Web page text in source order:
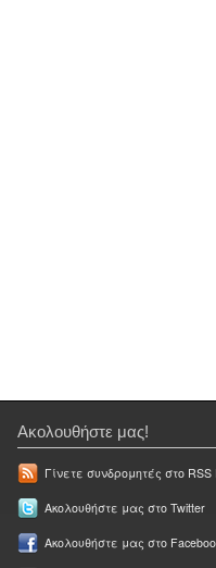
Ακολουθήστε μας!
Γίνετε συνδρομητές στο RSS
Ακολουθήστε μας στο Twitter
Ακολουθήστε μας στο